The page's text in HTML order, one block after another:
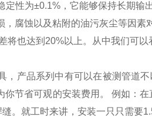
定性为±0.1%，它能够保持长期
，腐蚀以及粘附的油污灰尘等因
将也达到20%以上。从中我们可
，产品系列中有可以在被测管
你节省可观的安装费用。 例如：
。就工时来讲，安装一只只需要